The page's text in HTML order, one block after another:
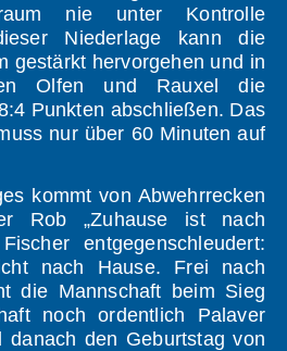
nie unter Kontrolle
Niederlage kann die
gestärkt hervorgehen und in
Olfen und Rauxel die
Punkten abschließen. Das
nur über 60 Minuten auf
kommt von Abwehrrecken
Rob „Zuhause ist nach
entgegenschleudert:
nach Hause. Frei nach
die Mannschaft beim Sieg
noch ordentlich Palaver
danach den Geburtstag von